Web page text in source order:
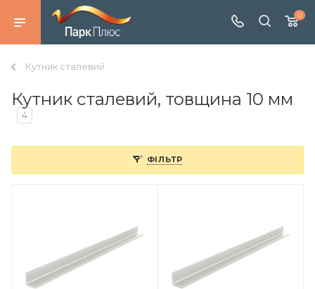
0
Кутник сталевий
Кутник сталевий, товщина 10 мм
4
ФІЛЬТР